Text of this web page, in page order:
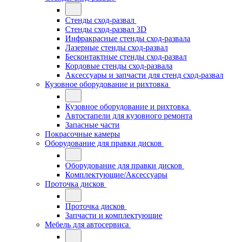
Стенды сход-развал
Стенды сход-развал 3D
Инфракрасные стенды сход-развала
Лазерные стенды сход-развал
Бесконтактные стенды сход-развал
Кордовые стенды сход-развала
Аксессуары и запчасти для стенд сход-развал
Кузовное оборудование и рихтовка
Кузовное оборудование и рихтовка
Автостапели для кузовного ремонта
Запасные части
Покрасочные камеры
Оборудование для правки дисков
Оборудование для правки дисков
Комплектующие/Аксессуары
Проточка дисков
Проточка дисков
Запчасти и комплектующие
Мебель для автосервиса